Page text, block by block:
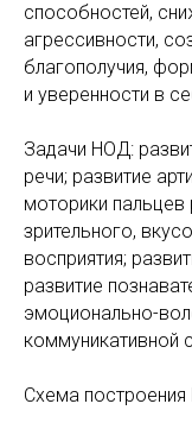
способностей,
агрессивности,
благополучия,
и уверенности в
Задачи НОД:
речи; развитие
моторики пальцев
зрительного,
восприятия;
развитие
эмоционально-
коммуникативной
Схема